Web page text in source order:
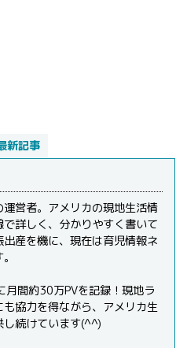
新記事
運営者。アメリカの現地生活情
詳しく、分かりやすく書いて
出産を機に、現在は育児情報ネ
間約30万PVを記録！現地ラ
も協力を得ながら、アメリカ生
し続けています(^^)